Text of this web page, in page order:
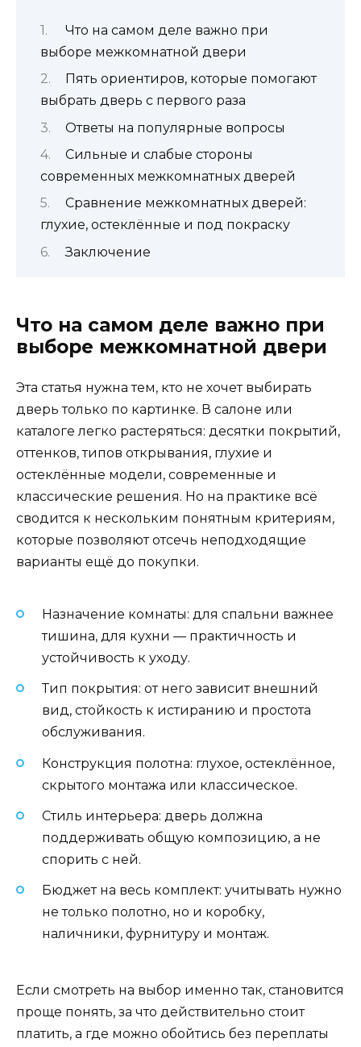
Что на самом деле важно при
выборе межкомнатной двери
Пять ориентиров, которые помогают
выбрать дверь с первого раза
Ответы на популярные вопросы
Сильные и слабые стороны
современных межкомнатных дверей
Сравнение межкомнатных дверей:
глухие, остеклённые и под покраску
Заключение
Что на самом деле важно при
выборе межкомнатной двери
Эта статья нужна тем, кто не хочет выбирать
дверь только по картинке. В салоне или
каталоге легко растеряться: десятки покрытий,
оттенков, типов открывания, глухие и
остеклённые модели, современные и
классические решения. Но на практике всё
сводится к нескольким понятным критериям,
которые позволяют отсечь неподходящие
варианты ещё до покупки.
Назначение комнаты: для спальни важнее
тишина, для кухни — практичность и
устойчивость к уходу.
Тип покрытия: от него зависит внешний
вид, стойкость к истиранию и простота
обслуживания.
Конструкция полотна: глухое, остеклённое,
скрытого монтажа или классическое.
Стиль интерьера: дверь должна
поддерживать общую композицию, а не
спорить с ней.
Бюджет на весь комплект: учитывать нужно
не только полотно, но и коробку,
наличники, фурнитуру и монтаж.
Если смотреть на выбор именно так, становится
проще понять, за что действительно стоит
платить, а где можно обойтись без переплаты